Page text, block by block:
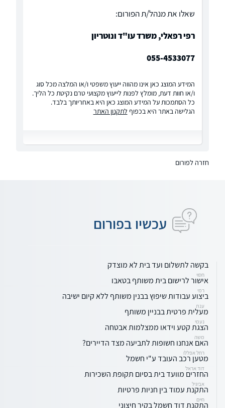
שאלו את מנהל/ת הפורום:
רפי רפאלי, משרד עו"ד ונוטריון
055-4533077
המידע המוצג כאן אינו מהווה ייעוץ משפטי ו/או המלצה מכל סוג
ו/או חוות דעת, מומלץ לפנות לייעוץ מקצועי טרם נקיטת כל הליך.
כל הסתמכות על המידע המוצג כאן היא באחריותך בלבד.
הגלישה באתר היא בכפוף לתקנון האתר
חזרה לפורום
עכשיו בפורום
בקשה לתשלום ועד בית לא מוצדק
חסוי
אישור לרישום בית משותף בטאבו
רמי
ביצוע עבודות שיפוץ בבנין משותף ללא קיום ישיבה
ענת
מעלית פרטית בבניין משותף
נעמי
הצגת קטע וידאו ממצלמות אבטחה
משה
האם אנחנו חשופות לתביעה מצד הדיירים?
רחל אפללו
מטען רכב העובד ע"י חשמל
דוד אראל
החזרים מוועד בית בסיום תקופת השכירות
אביגיל
התקנת עמוד בין חניות פרטיות
חיים
התקנת דוד חשמל בקיר חיצוני